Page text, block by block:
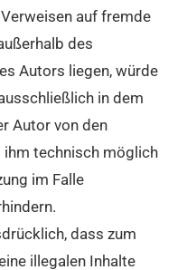
auf fremde
des
Autors liegen, würde
in dem
Autor von den
ihm technisch möglich
im Falle
dass zum
illegalen Inhalte